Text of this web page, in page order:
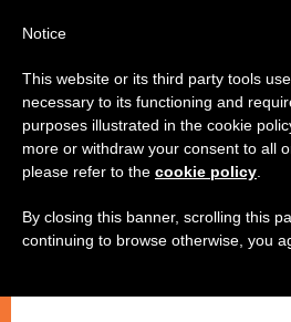
Notice
This website or its third party tools
necessary to its functioning and
purposes illustrated in the cookie
more or withdraw your consent to all
please refer to the cookie policy
By closing this banner, scrolling this
continuing to browse otherwise, you